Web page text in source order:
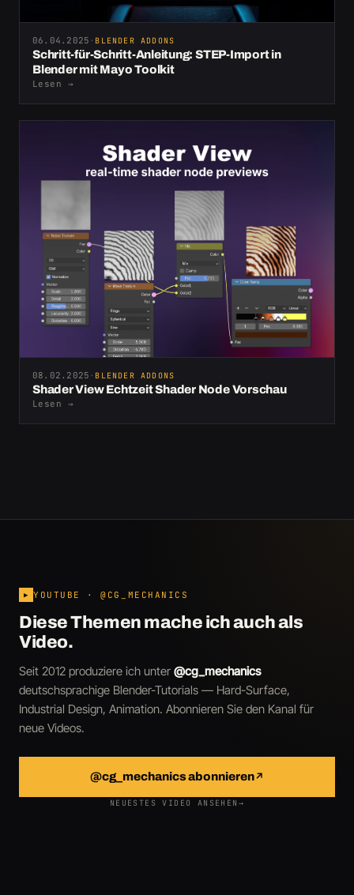
06.04.2025 · BLENDER ADDONS
Schritt-für-Schritt-Anleitung: STEP-Import in
Blender mit Mayo Toolkit
Lesen →
08.02.2025 · BLENDER ADDONS
Shader View Echtzeit Shader Node Vorschau
Lesen →
▶ YOUTUBE · @CG_MECHANICS
Diese Themen mache ich auch als
Video.
Seit 2012 produziere ich unter @cg_mechanics
deutschsprachige Blender-Tutorials — Hard-Surface,
Industrial Design, Animation. Abonnieren Sie den Kanal für
neue Videos.
@cg_mechanics abonnieren↗
NEUESTES VIDEO ANSEHEN →